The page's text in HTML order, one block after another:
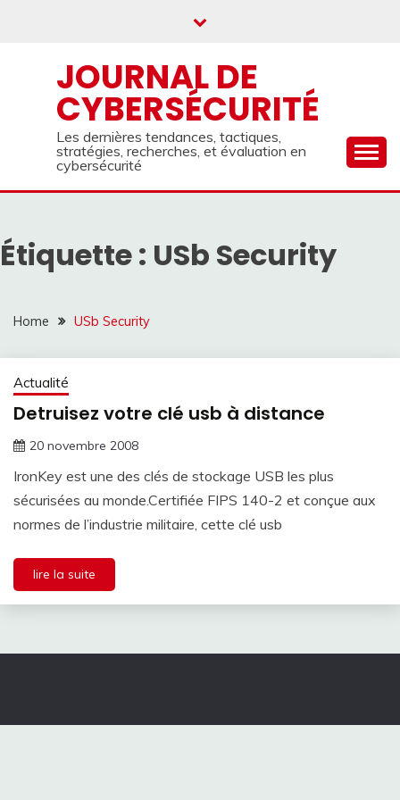
JOURNAL DE
CYBERSÉCURITÉ
Les dernières tendances, tactiques,
stratégies, recherches, et évaluation en
cybersécurité
Étiquette : USb Security
Home USb Security
Actualité
Detruisez votre clé usb à distance
20 novembre 2008
IronKey est une des clés de stockage USB les plus
sécurisées au monde.Certifiée FIPS 140-2 et conçue aux
normes de l’industrie militaire, cette clé usb
lire la suite